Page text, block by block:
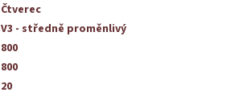
Čtverec
V3 - středně proměnlivý
800
800
20